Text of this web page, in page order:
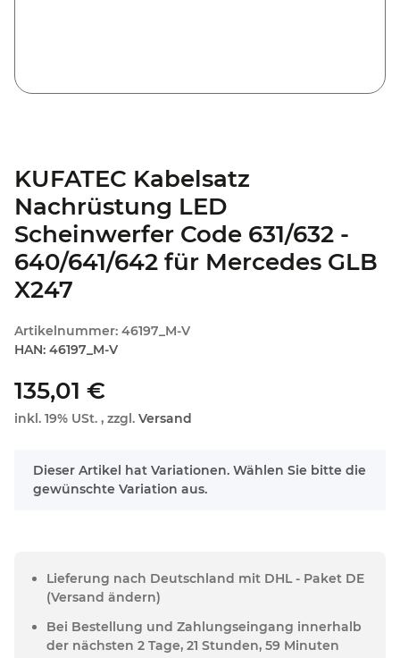
KUFATEC Kabelsatz
Nachrüstung LED
Scheinwerfer Code 631/632 -
640/641/642 für Mercedes GLB
X247
Artikelnummer: 46197_M-V
HAN: 46197_M-V
135,01 €
inkl. 19% USt. , zzgl. Versand
x
Dieser Artikel hat Variationen. Wählen Sie bitte die
gewünschte Variation aus.
Lieferung nach Deutschland mit DHL - Paket DE
(Versand ändern)
Bei Bestellung und Zahlungseingang innerhalb
der nächsten 2 Tage, 21 Stunden, 59 Minuten